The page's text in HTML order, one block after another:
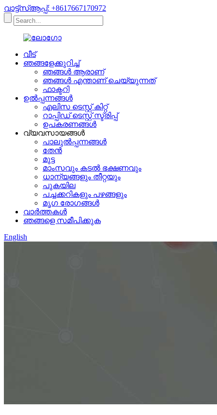
വാട്ട്‌സ്ആപ്പ്: +8617667170972
വീട്
ഞങ്ങളേക്കുറിച്ച്
ഞങ്ങള്‍ ആരാണ്
ഞങ്ങൾ എന്താണ് ചെയ്യുന്നത്
ഫാക്ടറി
ഉൽപ്പന്നങ്ങൾ
എലിസ ടെസ്റ്റ് കിറ്റ്
റാപ്പിഡ് ടെസ്റ്റ് സ്ട്രിപ്പ്
ഉപകരണങ്ങൾ
വ്യവസായങ്ങൾ
പാലുൽപ്പന്നങ്ങൾ
തേൻ
മുട്ട
മാംസവും കടൽ ഭക്ഷണവും
ധാന്യങ്ങളും തീറ്റയും
പുകയില
പച്ചക്കറികളും പഴങ്ങളും
മൃഗ രോഗങ്ങൾ
വാർത്തകൾ
ഞങ്ങളെ സമീപിക്കുക
English